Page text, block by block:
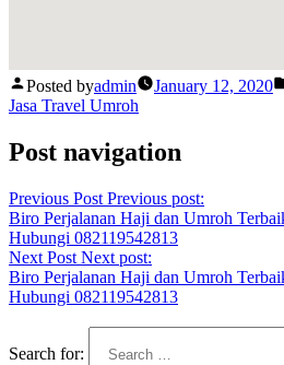
Posted byadmin January 12, 2020
Jasa Travel Umroh
Post navigation
Previous Post Previous post:
Biro Perjalanan Haji dan Umroh
Hubungi 082119542813
Next Post Next post:
Biro Perjalanan Haji dan Umroh
Hubungi 082119542813
Search for: